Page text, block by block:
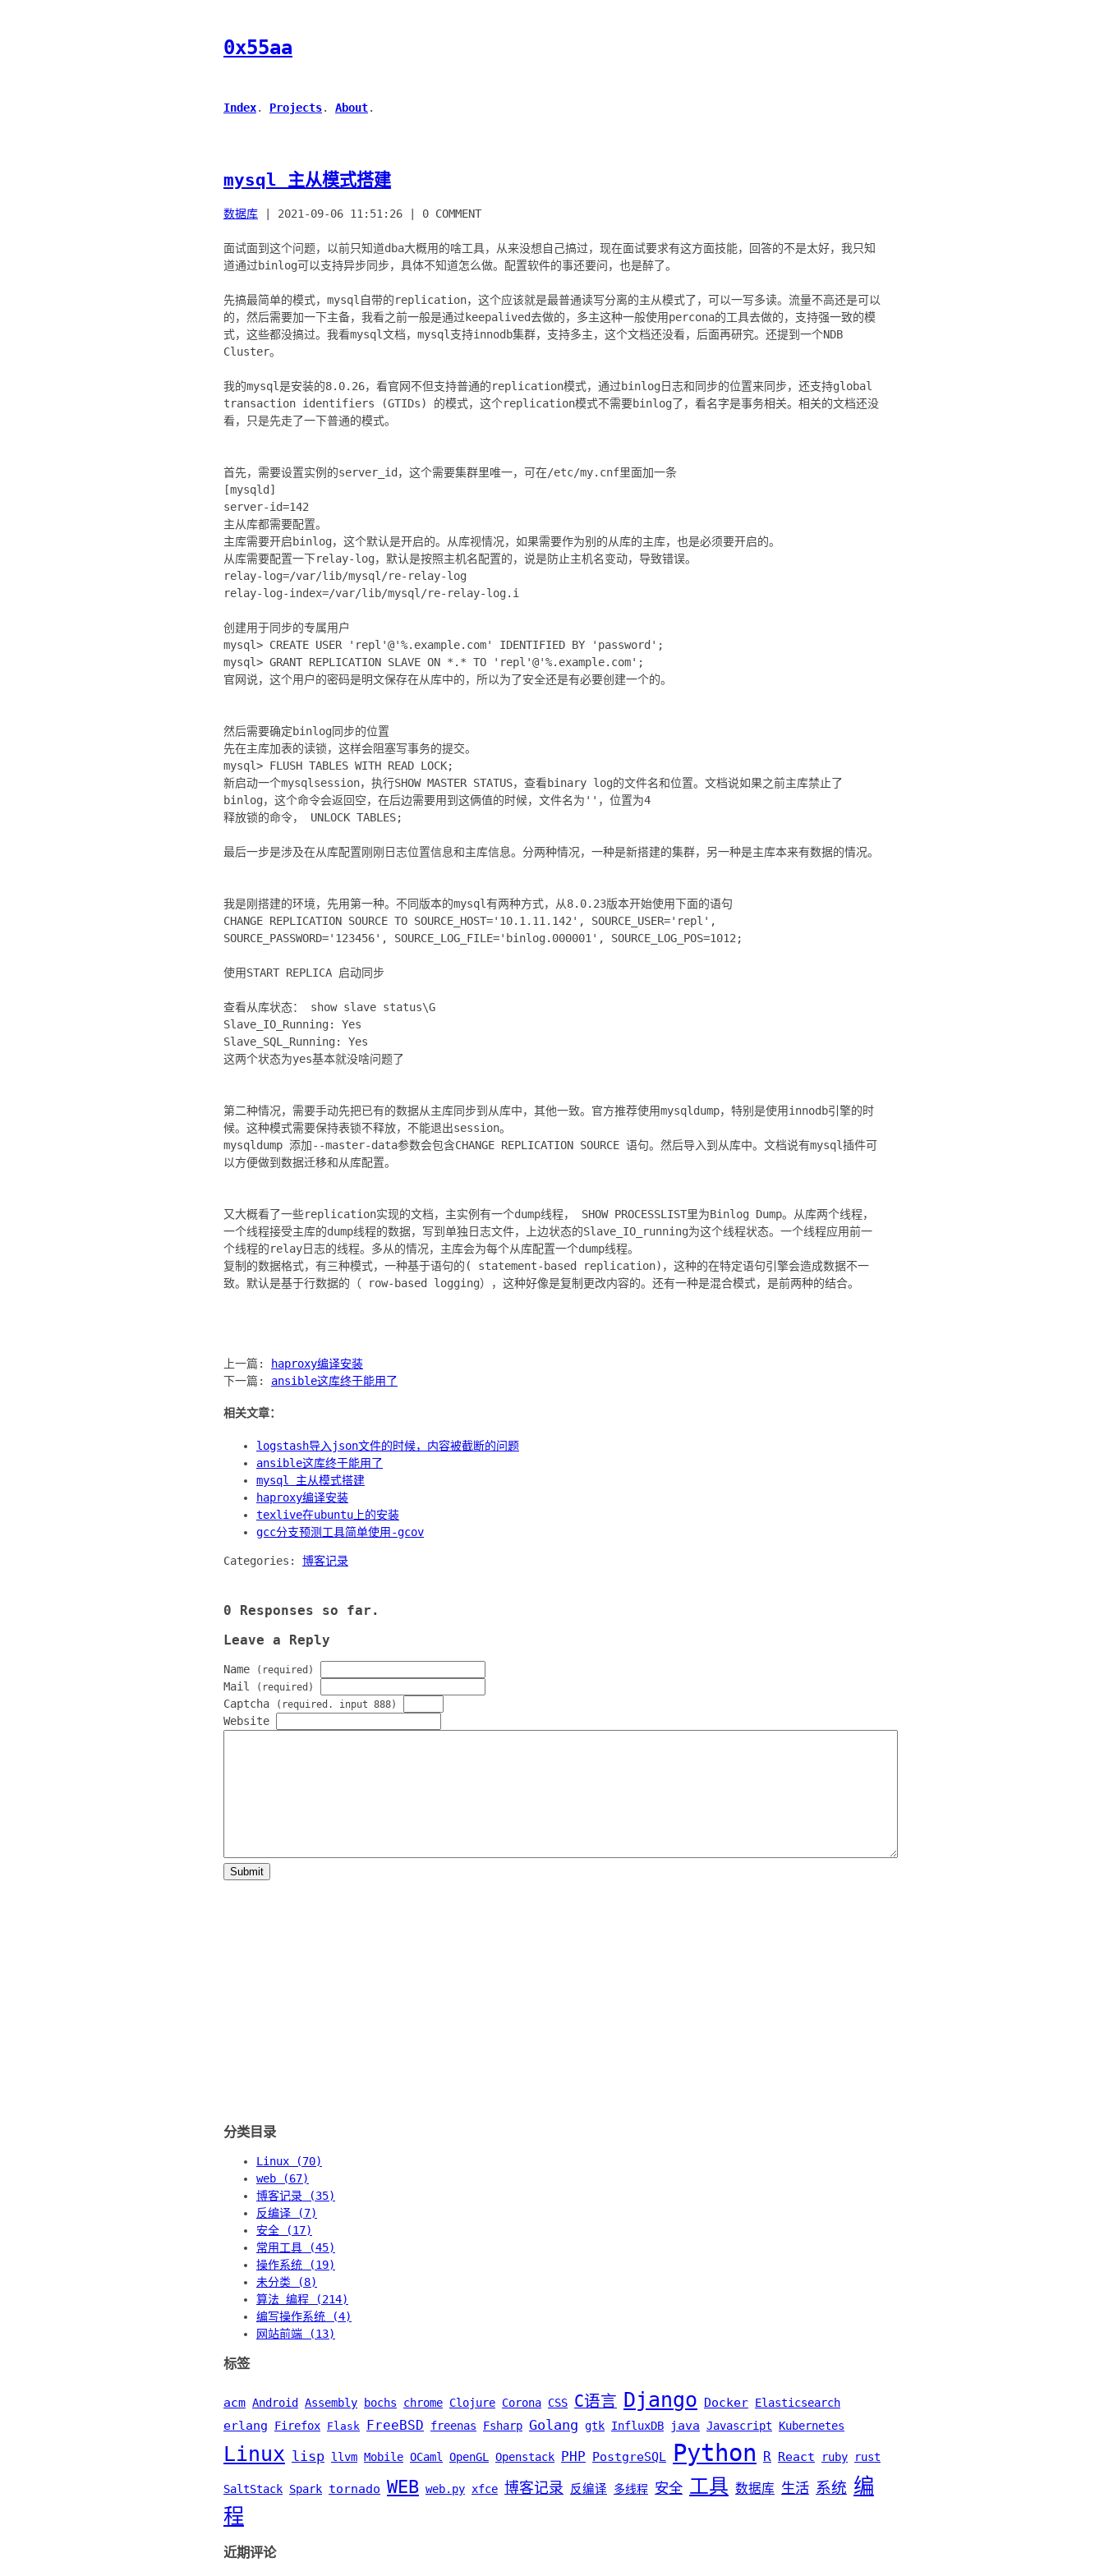
0x55aa
Index. Projects. About.
mysql 主从模式搭建
数据库 2021-09-06 11:51:26 0 COMMENT
面试面到这个问题，以前只知道dba大概用的啥工具，从来没想自己搞过，现在面试要求有这方面技能，回答的不是太好，我只知
道通过binlog可以支持异步同步，具体不知道怎么做。配置软件的事还要问，也是醉了。
先搞最简单的模式，mysql自带的replication，这个应该就是最普通读写分离的主从模式了，可以一写多读。流量不高还是可以
的，然后需要加一下主备，我看之前一般是通过keepalived去做的，多主这种一般使用percona的工具去做的，支持强一致的模
式，这些都没搞过。我看mysql文档，mysql支持innodb集群，支持多主，这个文档还没看，后面再研究。还提到一个NDB
Cluster。
我的mysql是安装的8.0.26，看官网不但支持普通的replication模式，通过binlog日志和同步的位置来同步，还支持global
transaction identifiers (GTIDs) 的模式，这个replication模式不需要binlog了，看名字是事务相关。相关的文档还没
看，只是先走了一下普通的模式。
首先，需要设置实例的server_id，这个需要集群里唯一，可在/etc/my.cnf里面加一条
[mysqld]
server-id=142
主从库都需要配置。
主库需要开启binlog，这个默认是开启的。从库视情况，如果需要作为别的从库的主库，也是必须要开启的。
从库需要配置一下relay-log，默认是按照主机名配置的，说是防止主机名变动，导致错误。
relay-log=/var/lib/mysql/re-relay-log
relay-log-index=/var/lib/mysql/re-relay-log.i
创建用于同步的专属用户
mysql> CREATE USER 'repl'@'%.example.com' IDENTIFIED BY 'password';
mysql> GRANT REPLICATION SLAVE ON *.* TO 'repl'@'%.example.com';
官网说，这个用户的密码是明文保存在从库中的，所以为了安全还是有必要创建一个的。
然后需要确定binlog同步的位置
先在主库加表的读锁，这样会阻塞写事务的提交。
mysql> FLUSH TABLES WITH READ LOCK;
新启动一个mysqlsession，执行SHOW MASTER STATUS，查看binary log的文件名和位置。文档说如果之前主库禁止了
binlog，这个命令会返回空，在后边需要用到这俩值的时候，文件名为''，位置为4
释放锁的命令， UNLOCK TABLES;
最后一步是涉及在从库配置刚刚日志位置信息和主库信息。分两种情况，一种是新搭建的集群，另一种是主库本来有数据的情况。
我是刚搭建的环境，先用第一种。不同版本的mysql有两种方式，从8.0.23版本开始使用下面的语句
CHANGE REPLICATION SOURCE TO SOURCE_HOST='10.1.11.142', SOURCE_USER='repl',
SOURCE_PASSWORD='123456', SOURCE_LOG_FILE='binlog.000001', SOURCE_LOG_POS=1012;
使用START REPLICA 启动同步
查看从库状态： show slave status\G
Slave_IO_Running: Yes
Slave_SQL_Running: Yes
这两个状态为yes基本就没啥问题了
第二种情况，需要手动先把已有的数据从主库同步到从库中，其他一致。官方推荐使用mysqldump，特别是使用innodb引擎的时
候。这种模式需要保持表锁不释放，不能退出session。
mysqldump 添加--master-data参数会包含CHANGE REPLICATION SOURCE 语句。然后导入到从库中。文档说有mysql插件可
以方便做到数据迁移和从库配置。
又大概看了一些replication实现的文档，主实例有一个dump线程， SHOW PROCESSLIST里为Binlog Dump。从库两个线程，
一个线程接受主库的dump线程的数据，写到单独日志文件，上边状态的Slave_IO_running为这个线程状态。一个线程应用前一
个线程的relay日志的线程。多从的情况，主库会为每个从库配置一个dump线程。
复制的数据格式，有三种模式，一种基于语句的( statement-based replication)，这种的在特定语句引擎会造成数据不一
致。默认是基于行数据的（ row-based logging），这种好像是复制更改内容的。还有一种是混合模式，是前两种的结合。
上一篇:
haproxy编译安装
下一篇: ansible这库终于能用了
相关文章：
logstash导入json文件的时候，内容被截断的问题
ansible这库终于能用了
mysql 主从模式搭建
haproxy编译安装
texlive在ubuntu上的安装
gcc分支预测工具简单使用-gcov
Categories: 博客记录
0 Responses so far.
Leave a Reply
Name (required)
Mail (required)
Captcha (required. input 888)
Website
分类目录
Linux (70)
web (67)
博客记录 (35)
反编译 (7)
安全 (17)
常用工具 (45)
操作系统 (19)
未分类 (8)
算法 编程 (214)
编写操作系统 (4)
网站前端 (13)
标签
acm Android Assembly bochs chrome Clojure Corona CSS C语言 Django Docker Elasticsearch
erlang Firefox Flask FreeBSD freenas Fsharp Golang gtk InfluxDB java Javascript Kubernetes
Linux lisp llvm Mobile OCaml OpenGL Openstack PHP PostgreSQL Python R React ruby rust
SaltStack Spark tornado WEB web.py xfce 博客记录 反编译 多线程 安全 工具 数据库 生活 系统 编
程
近期评论